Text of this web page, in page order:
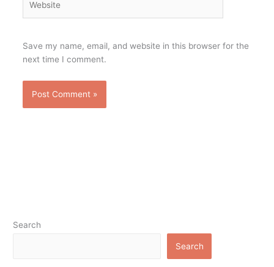
Save my name, email, and website in this browser for the
next time I comment.
Search
Search